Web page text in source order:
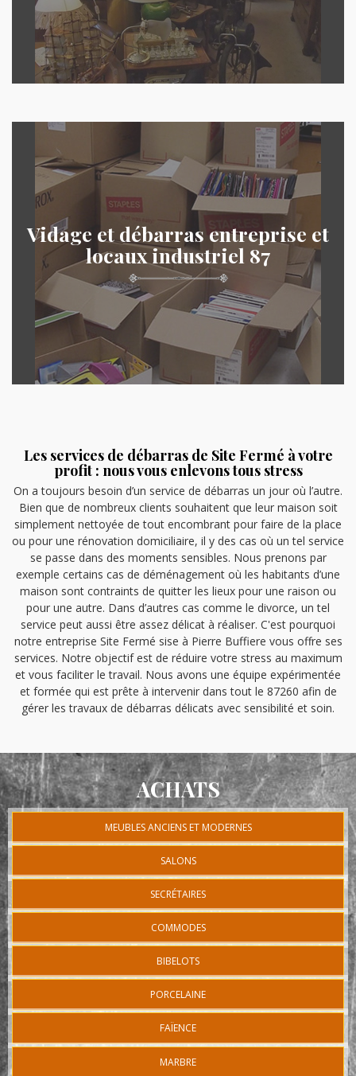
Vidage et débarras entreprise et
locaux industriel 87
Les services de débarras de Site Fermé à votre
profit : nous vous enlevons tous stress
On a toujours besoin d’un service de débarras un jour où l’autre.
Bien que de nombreux clients souhaitent que leur maison soit
simplement nettoyée de tout encombrant pour faire de la place
ou pour une rénovation domiciliaire, il y des cas où un tel service
se passe dans des moments sensibles. Nous prenons par
exemple certains cas de déménagement où les habitants d’une
maison sont contraints de quitter les lieux pour une raison ou
pour une autre. Dans d’autres cas comme le divorce, un tel
service peut aussi être assez délicat à réaliser. C'est pourquoi
notre entreprise Site Fermé sise à Pierre Buffiere vous offre ses
services. Notre objectif est de réduire votre stress au maximum
et vous faciliter le travail. Nous avons une équipe expérimentée
et formée qui est prête à intervenir dans tout le 87260 afin de
gérer les travaux de débarras délicats avec sensibilité et soin.
ACHATS
MEUBLES ANCIENS ET MODERNES
SALONS
SECRÉTAIRES
COMMODES
BIBELOTS
PORCELAINE
FAÏENCE
MARBRE